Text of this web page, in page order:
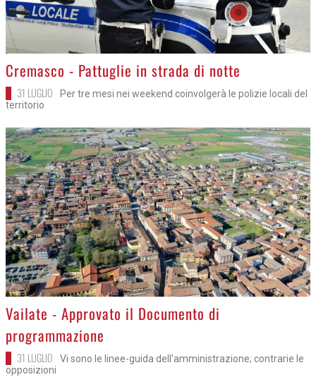
>
Cremasco - Pattuglie in strada di notte
31 LUGLIO
Per tre mesi nei weekend coinvolgerà le polizie locali del
territorio
>
Vailate - Approvato il Documento di
programmazione
31 LUGLIO
Vi sono le linee-guida dell'amministrazione; contrarie le
opposizioni